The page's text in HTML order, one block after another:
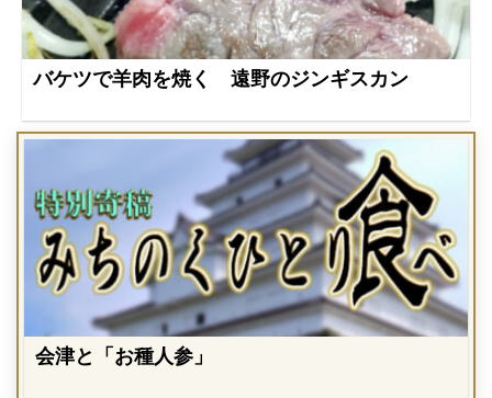
バケツで羊肉を焼く 遠野のジンギスカン
会津と「お種人参」